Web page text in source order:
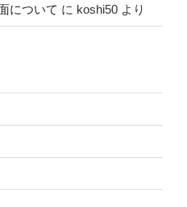
について に koshi50 より